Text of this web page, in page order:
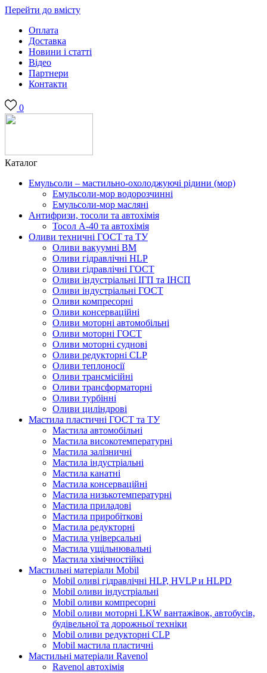
Перейти до вмісту
Оплата
Доставка
Новини і статті
Відео
Партнери
Контакти
0
Каталог
Емульсоли – мастильно-охолоджуючі рідини (мор)
Емульсоли-мор водорозчинні
Емульсоли-мор масляні
Антифризи, тосоли та автохімія
Тосол А-40 та автохімія
Оливи техничні ГОСТ та ТУ
Оливи вакуумні ВМ
Оливи гідравлічні HLP
Оливи гідравлічні ГОСТ
Оливи індустріальні ІГП та ІНСП
Оливи індустріальні ГОСТ
Оливи компресорні
Оливи консерваційні
Оливи моторні автомобільні
Оливи моторні ГОСТ
Оливи моторні суднові
Оливи редукторні CLP
Оливи теплоносії
Оливи трансмісійні
Оливи трансформаторні
Оливи турбінні
Оливи циліндрові
Мастила пластичні ГОСТ та ТУ
Мастила автомобільні
Мастила високотемпературні
Мастила залізничні
Мастила індустріальні
Мастила канатні
Мастила консерваційні
Мастила низькотемпературні
Мастила приладові
Мастила приробіткові
Мастила редукторні
Мастила універсальні
Мастила ущільнювальні
Мастила хімічностійкі
Мастильні матеріали Mobil
Mobil оливі гідравлічні HLP, HVLP и HLPD
Mobil оливи індустріальні
Mobil оливи компресорні
Mobil оливи моторні LKW вантажівок, автобусів,
будівельної та дорожньої техніки
Mobil оливи редукторні CLP
Mobil мастила пластичні
Мастильні матеріали Ravenol
Ravenol автохімія